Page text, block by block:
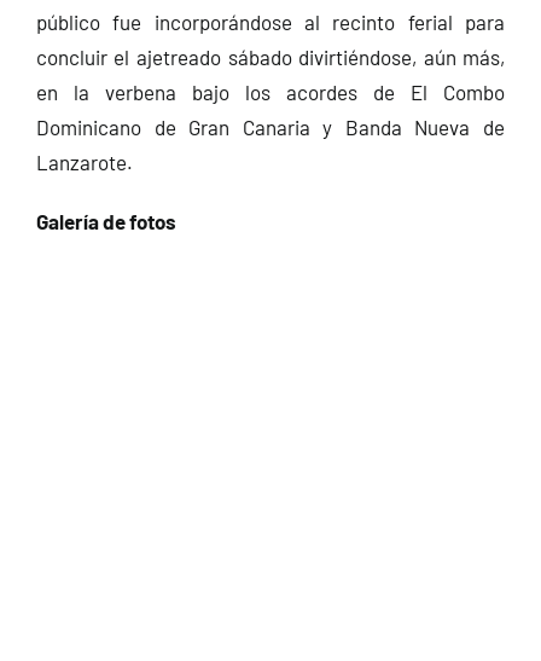
público fue incorporándose al recinto ferial para
concluir el ajetreado sábado divirtiéndose, aún más,
en la verbena bajo los acordes de El Combo
Dominicano de Gran Canaria y Banda Nueva de
Lanzarote.
Galería de fotos